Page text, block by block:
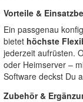
Vorteile &
Ein passgenau
bietet höchste
jederzeit aufrüsten.
oder Heimserver –
Software deckst Du
Zubehör &